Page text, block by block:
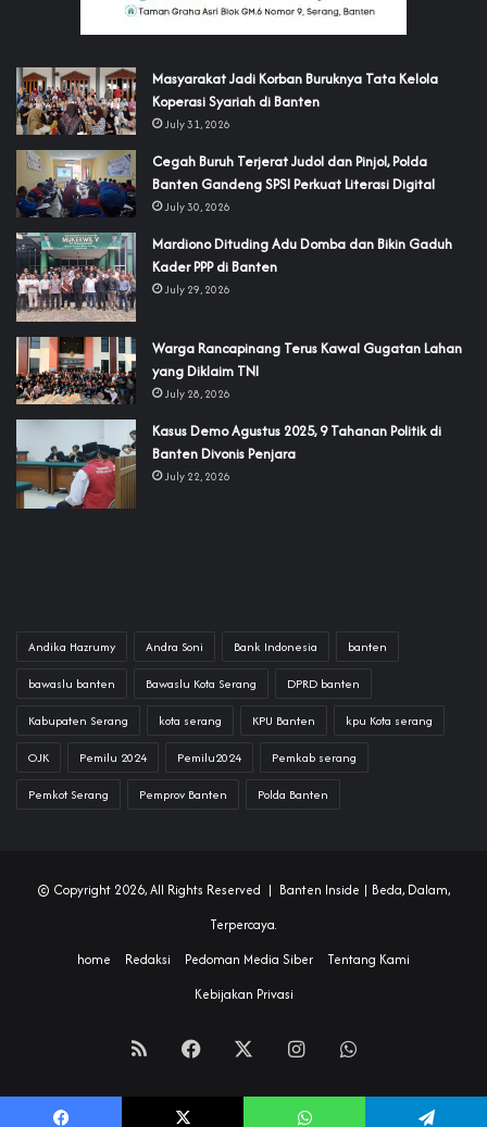
‎Masyarakat Jadi Korban Buruknya Tata Kelola
Koperasi Syariah di Banten
July 31, 2026
Cegah Buruh Terjerat Judol dan Pinjol, Polda
Banten Gandeng SPSI Perkuat Literasi Digital
July 30, 2026
‎Mardiono Dituding Adu Domba dan Bikin Gaduh
Kader PPP di Banten
July 29, 2026
‎Warga Rancapinang Terus Kawal Gugatan Lahan
yang Diklaim TNI‎‎
July 28, 2026
‎Kasus Demo Agustus 2025, 9 Tahanan Politik di
Banten Divonis Penjara
July 22, 2026
Andika Hazrumy Andra Soni Bank Indonesia banten
bawaslu banten Bawaslu Kota Serang DPRD banten
Kabupaten Serang kota serang KPU Banten kpu Kota serang
OJK Pemilu 2024 Pemilu2024 Pemkab serang
Pemkot Serang Pemprov Banten Polda Banten
© Copyright 2026, All Rights Reserved | Banten Inside | Beda, Dalam,
Terpercaya.
home
Redaksi Pedoman Media Siber
Tentang Kami
Kebijakan Privasi
RSS Facebook InstagramWhatsApp